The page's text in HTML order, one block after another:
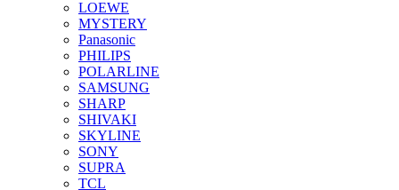
LOEWE
MYSTERY
Panasonic
PHILIPS
POLARLINE
SAMSUNG
SHARP
SHIVAKI
SKYLINE
SONY
SUPRA
TCL